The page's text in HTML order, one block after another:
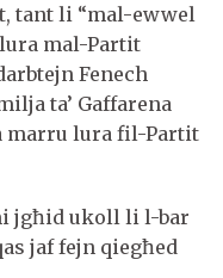
tant li “mal-ewwel
mal-Partit
Fenech
ta’ Gaffarena
marru lura fil-Partit
jgħid ukoll li l-bar
jaf fejn qiegħed